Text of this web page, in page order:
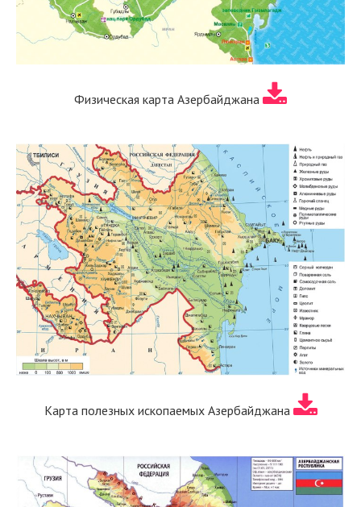
Физическая карта Азербайджана
Карта полезных ископаемых Азербайджана